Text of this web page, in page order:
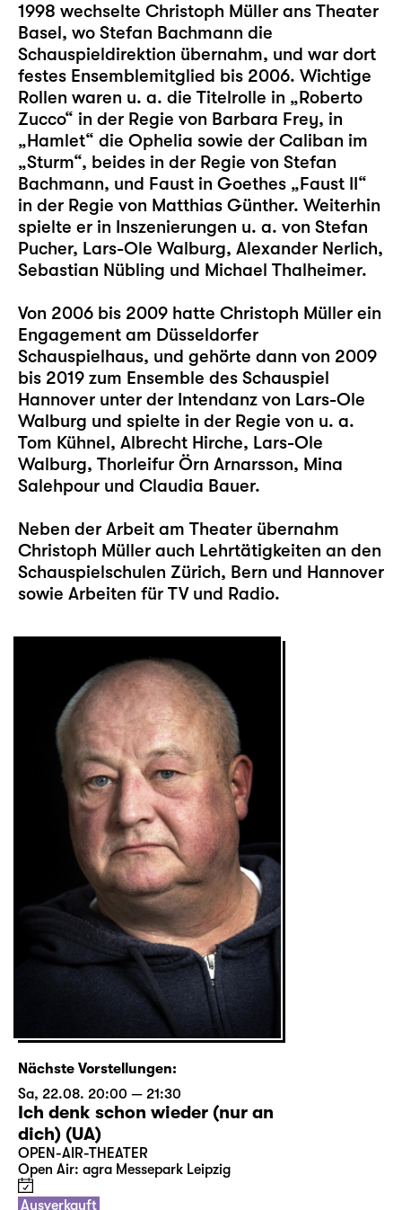
1998 wechselte Christoph Müller ans Theater
Basel, wo Stefan Bachmann die
Schauspieldirektion übernahm, und war dort
festes Ensemblemitglied bis 2006. Wichtige
Rollen waren u. a. die Titelrolle in „Roberto
Zucco“ in der Regie von Barbara Frey, in
„Hamlet“ die Ophelia sowie der Caliban im
„Sturm“, beides in der Regie von Stefan
Bachmann, und Faust in Goethes „Faust II“
in der Regie von Matthias Günther. Weiterhin
spielte er in Inszenierungen u. a. von Stefan
Pucher, Lars-Ole Walburg, Alexander Nerlich,
Sebastian Nübling und Michael Thalheimer.
Von 2006 bis 2009 hatte Christoph Müller ein
Engagement am Düsseldorfer
Schauspielhaus, und gehörte dann von 2009
bis 2019 zum Ensemble des Schauspiel
Hannover unter der Intendanz von Lars-Ole
Walburg und spielte in der Regie von u. a.
Tom Kühnel, Albrecht Hirche, Lars-Ole
Walburg, Thorleifur Örn Arnarsson, Mina
Salehpour und Claudia Bauer.
Neben der Arbeit am Theater übernahm
Christoph Müller auch Lehrtätigkeiten an den
Schauspielschulen Zürich, Bern und Hannover
sowie Arbeiten für TV und Radio.
Nächste Vorstellungen:
Sa, 22.08. 20:00 — 21:30
Ich denk schon wieder (nur an
dich) (UA)
OPEN-AIR-THEATER
Open Air: agra Messepark Leipzig
Ausverkauft